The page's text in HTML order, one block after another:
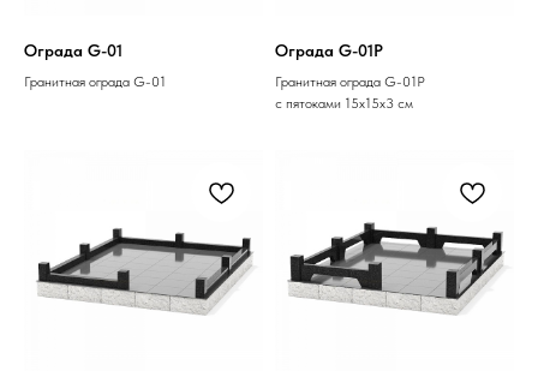
Ограда G-01
Гранитная ограда G-01
Ограда G-01P
Гранитная ограда G-01P
с пятоками 15х15х3 см